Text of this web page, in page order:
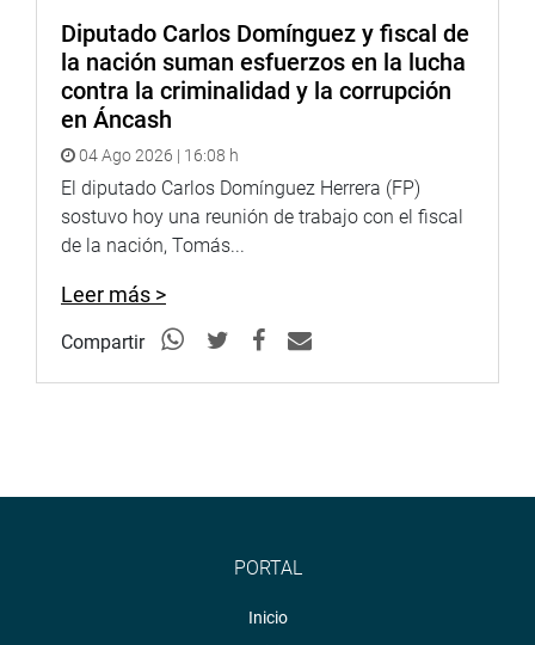
Diputado Carlos Domínguez y fiscal de
la nación suman esfuerzos en la lucha
contra la criminalidad y la corrupción
en Áncash
04 Ago 2026 | 16:08 h
El diputado Carlos Domínguez Herrera (FP)
sostuvo hoy una reunión de trabajo con el fiscal
de la nación, Tomás...
Leer más >
Compartir
PORTAL
Inicio